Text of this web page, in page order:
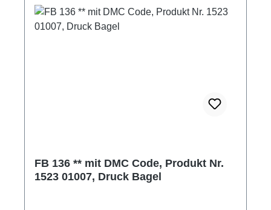
FB 136 ** mit DMC Code, Produkt Nr.
1523 01007, Druck Bagel